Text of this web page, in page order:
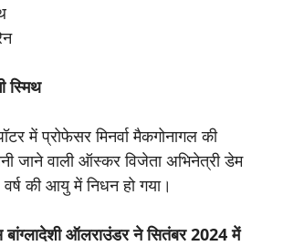
स्मिथ
में प्रोफेसर मिनर्वा मैकगोनागल की
जाने वाली ऑस्कर विजेता अभिनेत्री डेम
की आयु में निधन हो गया।
बांग्लादेशी ऑलराउंडर ने सितंबर 2024 में